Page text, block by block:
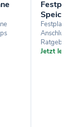
Jetzt